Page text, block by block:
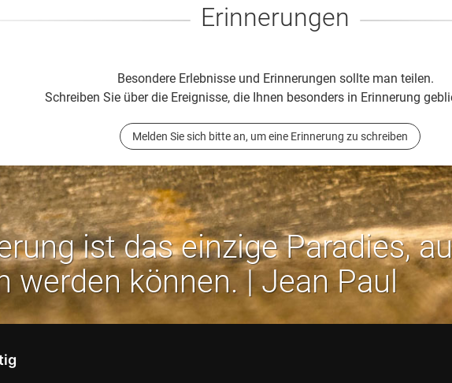
Erinnerungen
Besondere Erlebnisse und Erinnerungen sollte man teilen.
Schreiben Sie über die Ereignisse, die Ihnen besonders in Erinnerung
Melden Sie sich bitte an, um eine Erinnerung zu schreiben
ist das einzige Paradies,
werden können. | Jean Paul